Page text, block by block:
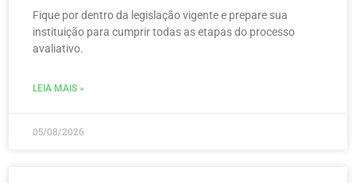
Fique por dentro da legislação vigente e prepare sua
instituição para cumprir todas as etapas do processo
avaliativo.
LEIA MAIS »
05/08/2026